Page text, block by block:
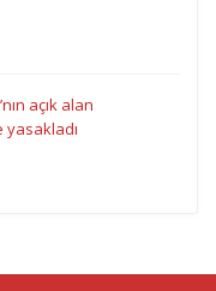
açık alan